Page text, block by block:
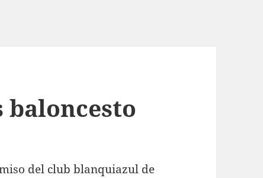
baloncesto
del club blanquiazul de